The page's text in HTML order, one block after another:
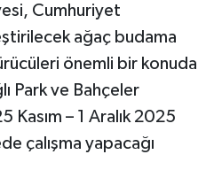
Cumhuriyet
ağaç budama
önemli bir konuda
Park ve Bahçeler
Kasım – 1 Aralık 2025
çalışma yapacağı